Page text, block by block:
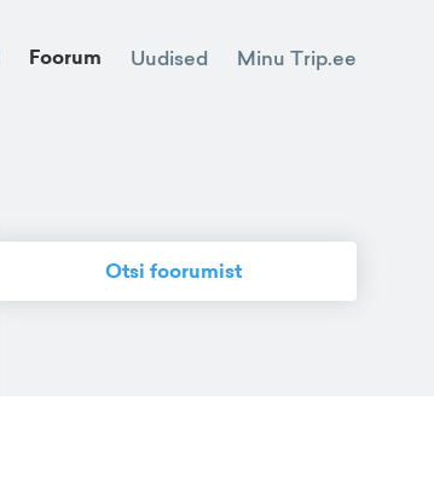
Foorum Uudised Minu Trip.ee
Otsi foorumist